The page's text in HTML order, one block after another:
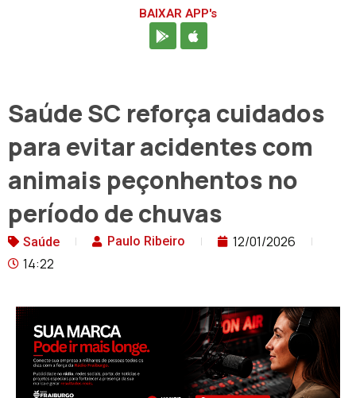
BAIXAR APP's
Saúde SC reforça cuidados
para evitar acidentes com
animais peçonhentos no
período de chuvas
Saúde Paulo Ribeiro
12/01/2026
14:22